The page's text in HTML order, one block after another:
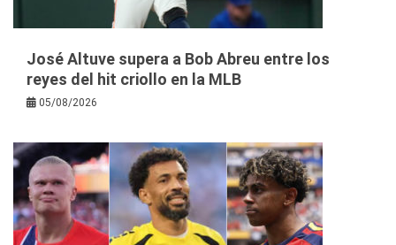
José Altuve supera a Bob Abreu entre los
reyes del hit criollo en la MLB
05/08/2026